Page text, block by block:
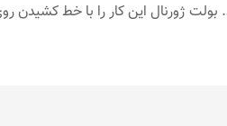
ژورنال این کار را با خط